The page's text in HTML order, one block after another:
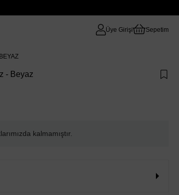
Üye Girişi Sepetim
- Beyaz
kalmamıştır.